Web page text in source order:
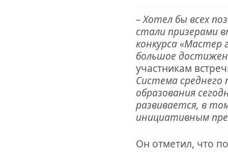
– Хотел бы всех
стали призерами
конкурса
большое
участникам
Система среднего
образования
развивается, в
инициативным
Он отметил, что